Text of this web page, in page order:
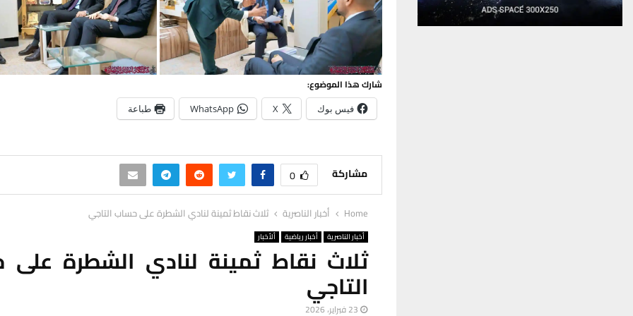
شارك هذا الموضوع:
فيس بوك X
WhatsApp طباعة
مشاركة 0
Home أخبار الناصرية ثلاث نقاط ثمينة لنادي الشطرة على حساب التاجي
أخبار الناصرية أخبار رياضية ألأخبار
ثلاث نقاط ثمينة لنادي الشطرة
التاجي
23 فبراير، 2026